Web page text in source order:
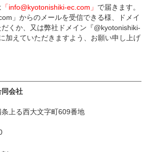
「info@kyotonishiki-ec.com」 で届きます。
」からのメールを受信できる様、ドメイ
くか、又は弊社ドメイン『@kyotonishiki-
加えていただきますよう、お願い申し上げ
会社
上る西大文字町609番地